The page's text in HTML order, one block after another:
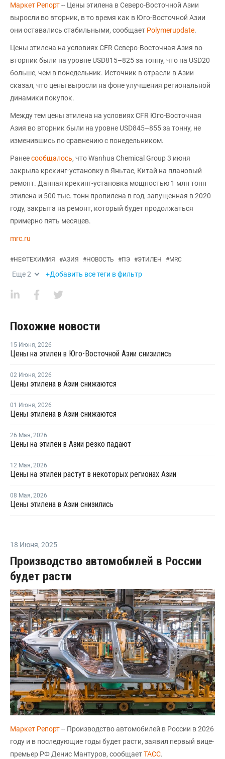
Маркет Репорт-- Цены этилена в Северо-Восточной Азии
выросли во вторник, в то время как в Юго-Восточной Азии
они оставались стабильными, сообщает Polymerupdate.
Цены этилена на условиях CFR Северо-Восточная Азия во
вторник были на уровне USD815–825 за тонну, что на USD20
больше, чем в понедельник. Источник в отрасли в Азии
сказал, что цены выросли на фоне улучшения региональной
динамики покупок.
Между тем цены этилена на условиях CFR Юго-Восточная
Азия во вторник были на уровне USD845–855 за тонну, не
изменившись по сравнению с понедельником.
Ранеесообщалось, что Wanhua Chemical Group 3 июня
закрыла крекинг-установку в Яньтае, Китай на плановый
ремонт. Данная крекинг-установка мощностью 1 млн тонн
этилена и 500 тыс. тонн пропилена в год, запущенная в 2020
году, закрыта на ремонт, который будет продолжаться
примерно пять месяцев.
mrc.ru
#НЕФТЕХИМИЯ #АЗИЯ #НОВОСТЬ #ПЭ #ЭТИЛЕН #MRC
Еще2 +Добавить все теги в фильтр
Похожие новости
15 Июня, 2026
Цены на этилен в Юго-Восточной Азии снизились
02 Июня, 2026
Цены этилена в Азии снижаются
01 Июня, 2026
Цены этилена в Азии снижаются
26 Мая, 2026
Цены на этилен в Азии резко падают
12 Мая, 2026
Цены на этилен растут в некоторых регионах Азии
08 Мая, 2026
Цены этилена в Азии снизились
18 Июня, 2025
Производство автомобилей в России
будет расти
Маркет Репорт-- Производство автомобилей в России в 2026
году и в последующие годы будет расти, заявил первый вице-
премьер РФ Денис Мантуров, сообщаетТАСС.